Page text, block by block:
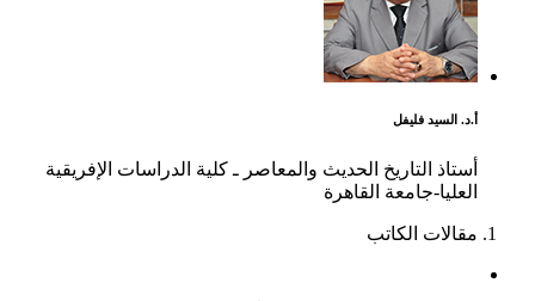
أ.د. السيد فليفل
أستاذ التاريخ الحديث والمعاصر ـ كلية الدراسات الإفريقية
العليا-جامعة القاهرة
مقالات الكاتب